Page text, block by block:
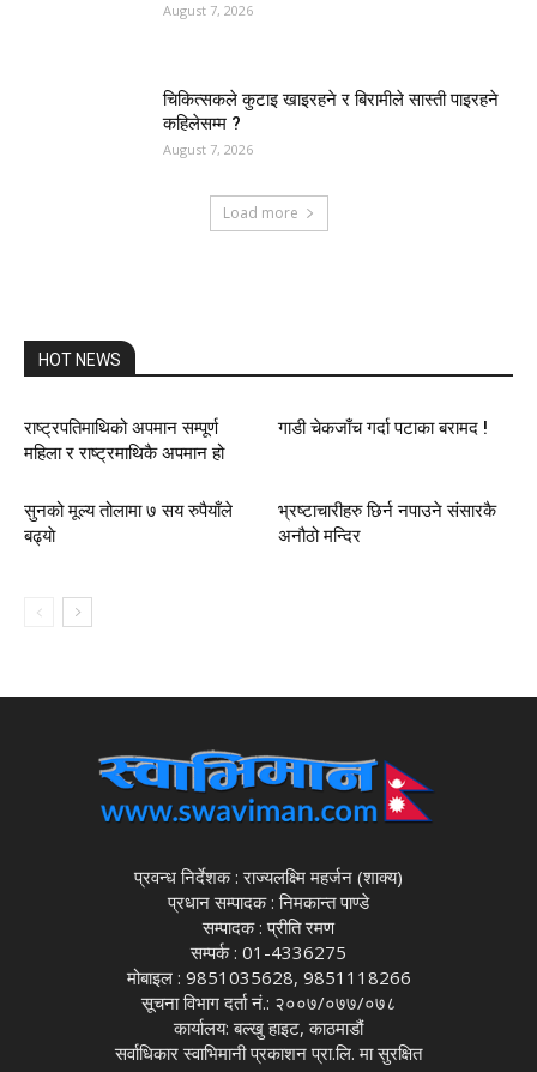
August 7, 2026
चिकित्सकले कुटाइ खाइरहने र बिरामीले सास्ती पाइरहने
कहिलेसम्म ?
August 7, 2026
Load more
HOT NEWS
राष्ट्रपतिमाथिको अपमान सम्पूर्ण
महिला र राष्ट्रमाथिकै अपमान हो
गाडी चेकजाँच गर्दा पटाका बरामद !
सुनको मूल्य तोलामा ७ सय रुपैयाँले
बढ्याे
भ्रष्टाचारीहरु छिर्न नपाउने संसारकै
अनौठो मन्दिर
प्रवन्ध निर्देशक : राज्यलक्ष्मि महर्जन (शाक्य)
प्रधान सम्पादक : निमकान्त पाण्डे
सम्पादक : प्रीति रमण
सम्पर्क : 01-4336275
मोबाइल : 9851035628, 9851118266
सूचना विभाग दर्ता नं.: २००७/०७७/०७८
कार्यालय: बल्खु हाइट, काठमाडौं
सर्वाधिकार स्वाभिमानी प्रकाशन प्रा.लि. मा सुरक्षित